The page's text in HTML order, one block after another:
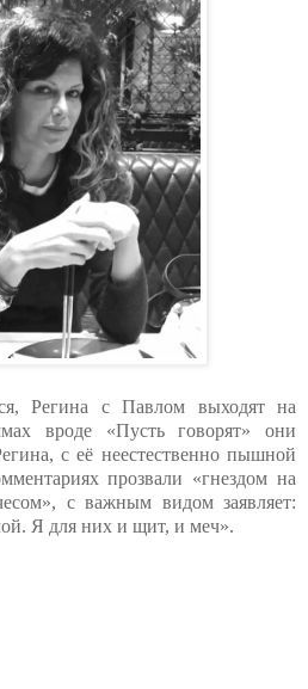
Регина с Павлом выходят на
вроде «Пусть говорят» они
с её неестественно пышной
прозвали «гнездом на
с важным видом заявляет:
Я для них и щит, и меч».